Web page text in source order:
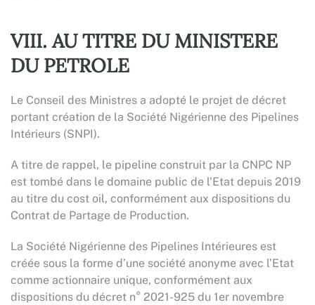
VIII. AU TITRE DU MINISTERE
DU PETROLE
Le Conseil des Ministres a adopté le projet de décret
portant création de la Société Nigérienne des Pipelines
Intérieurs (SNPI).
A titre de rappel, le pipeline construit par la CNPC NP
est tombé dans le domaine public de l’Etat depuis 2019
au titre du cost oil, conformément aux dispositions du
Contrat de Partage de Production.
La Société Nigérienne des Pipelines Intérieures est
créée sous la forme d’une société anonyme avec l’Etat
comme actionnaire unique, conformément aux
dispositions du décret n° 2021-925 du 1er novembre